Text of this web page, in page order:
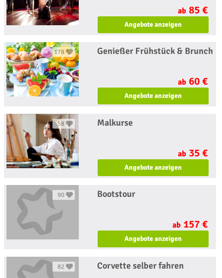
ab 85 €
Angebote anzeigen
178 Genießer Frühstück & Brunch
ab 60 €
Angebote anzeigen
58 Malkurse
ab 35 €
Angebote anzeigen
90 Bootstour
ab 157 €
Angebote anzeigen
82 Corvette selber fahren